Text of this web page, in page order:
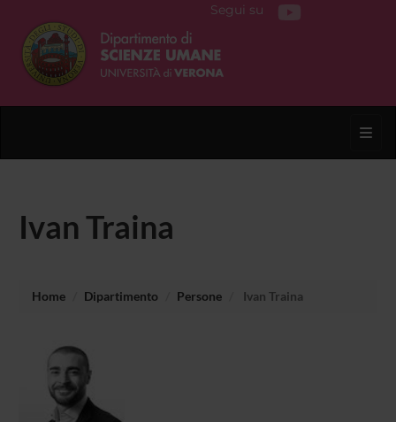
Segui su
Ivan Traina
Home Dipartimento Persone Ivan Traina